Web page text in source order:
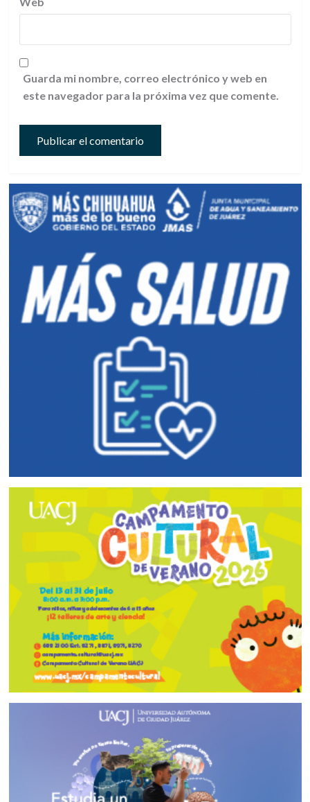
Guarda mi nombre, correo electrónico y web en
este navegador para la próxima vez que comente.